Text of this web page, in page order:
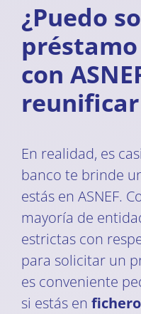
¿Puedo
con
En realidad, es
banco te brinde
estás en ASNEF.
mayoría de
estrictas con
para solicitar un
es conveniente
si estás en